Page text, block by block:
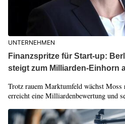
UNTERNEHMEN
Finanzspritze für Start-up:
steigt zum Milliarden-Einhorn
Trotz rauem Marktumfeld wächst
erreicht eine Milliardenbewertung und